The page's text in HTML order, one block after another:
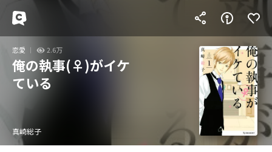
恋愛 2.6万
俺の執事(♀)がイケ
ている
真崎総子